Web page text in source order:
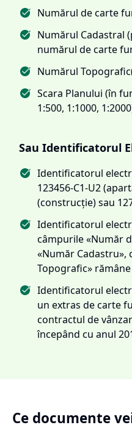
Numărul de carte
Numărul Cadastral
numărul de carte
Numărul
Scara Planului (în
1:500, 1:1000,
Sau Identificatorul
Identificatorul
123456-C1-U2
(construcție) sau
Identificatorul
câmpurile «Număr
«Număr Cadastru»,
Topografic»
Identificatorul
un extras de carte
contractul de
începând cu anul
Ce documente